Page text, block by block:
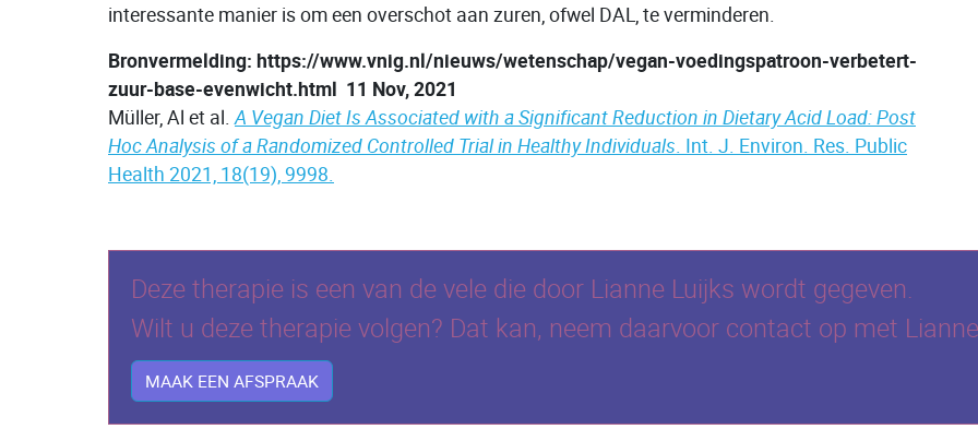
interessante manier is om een overschot aan zuren, ofwel DAL, te verminderen.
Bronvermelding: https://www.vnig.nl/nieuws/wetenschap/vegan-voedingspatroon-verbetert-
zuur-base-evenwicht.html 11 Nov, 2021
Müller, Al et al. A Vegan Diet Is Associated with a Significant Reduction in Dietary Acid Load: Post
Hoc Analysis of a Randomized Controlled Trial in Healthy Individuals. Int. J. Environ. Res. Public
Health 2021, 18(19), 9998.
Deze therapie is een van de vele die door Lianne Luijks wordt gegeven.
Wilt u deze therapie volgen? Dat kan, neem daarvoor contact op met
MAAK EEN AFSPRAAK